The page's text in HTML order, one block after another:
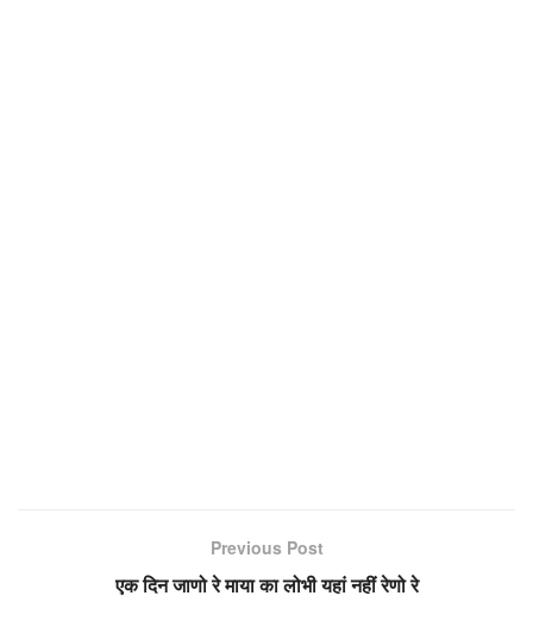
Previous Post
एक दिन जाणो रे माया का लोभी यहां नहीं रेणो रे